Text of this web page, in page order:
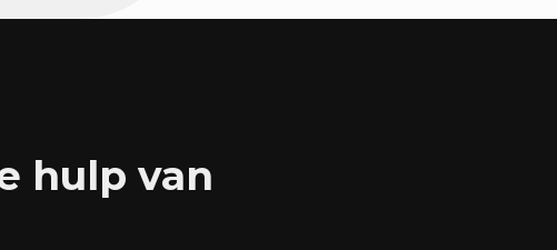
hulp van